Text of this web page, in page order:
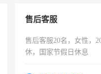
售后客服
售后客服20名，女性，
休，国家节假日休息